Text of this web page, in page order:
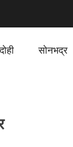
सोनभद्र